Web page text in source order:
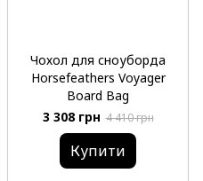
Чохол для сноуборда
Horsefeathers Voyager
Board Bag
3 308 грн 4 410 грн
Купити